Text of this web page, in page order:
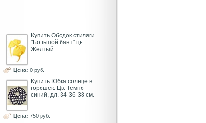
Купить Ободок стиляги
"Большой бант" цв.
Желтый
Цена: 0 руб.
Купить Юбка солнце в
горошек. Цв. Темно-
синий, дл. 34-36-38 см.
Цена: 750 руб.